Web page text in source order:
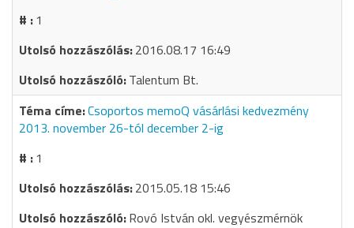
1
2016.08.17 16:49
Talentum Bt.
Csoportos memoQ vásárlási kedvezmény
2013. november 26-tól december 2-ig
1
2015.05.18 15:46
Rovó István okl. vegyészmérnök